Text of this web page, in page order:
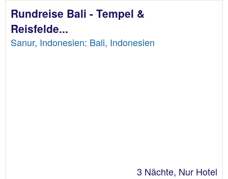
Rundreise Bali - Tempel &
Reisfelde...
Sanur, Indonesien: Bali, Indonesien
3 Nächte, Nur Hotel